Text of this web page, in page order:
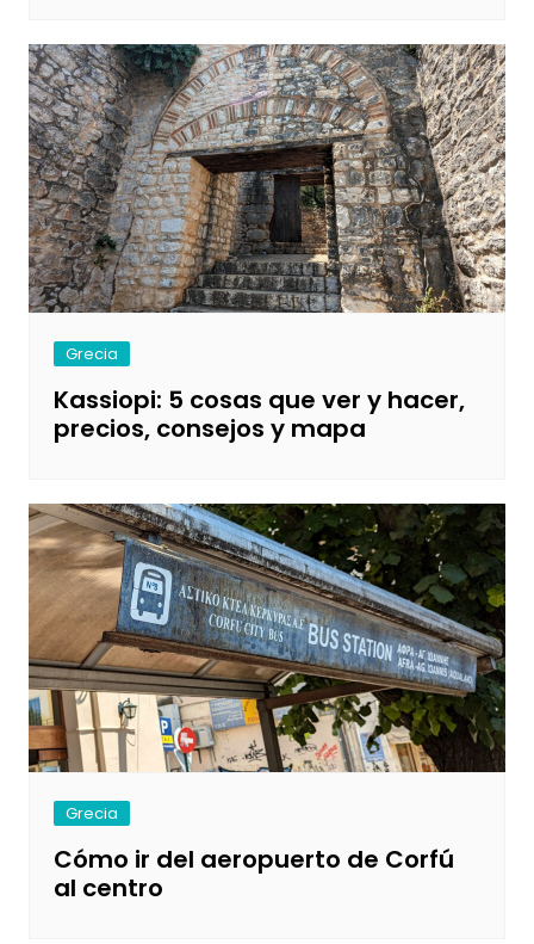
Grecia
Kassiopi: 5 cosas que ver y hacer,
precios, consejos y mapa
Grecia
Cómo ir del aeropuerto de Corfú
al centro